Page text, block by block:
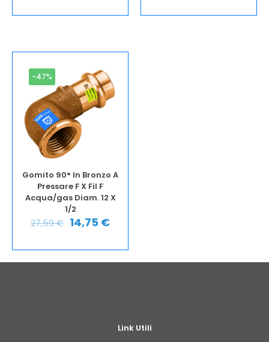
-47%
Gomito 90° In Bronzo A
Pressare F X Fil F
Acqua/gas Diam. 12 X
1/2
27,59€ 14,75 €
Link Utili